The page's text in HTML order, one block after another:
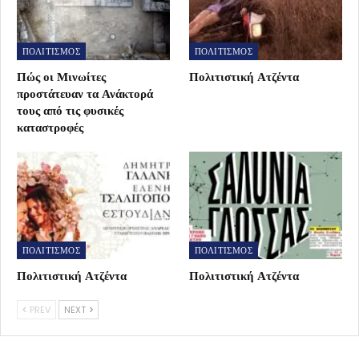
ΠΟΛΙΤΙΣΜΟΣ
Πώς οι Μινωίτες
προστάτευαν τα Ανάκτορά
τους από τις φυσικές
καταστροφές
ΠΟΛΙΤΙΣΜΟΣ
Πολιτιστική Ατζέντα
ΠΟΛΙΤΙΣΜΟΣ
Πολιτιστική Ατζέντα
ΠΟΛΙΤΙΣΜΟΣ
Πολιτιστική Ατζέντα
PREV NEXT